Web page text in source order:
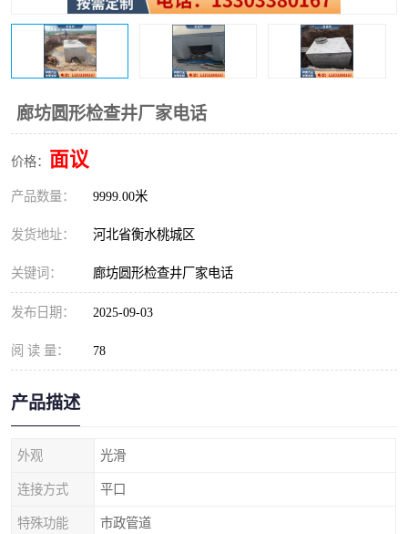
廊坊圆形检查井厂家电话
价格： 面议
产品数量： 9999.00米
发货地址： 河北省衡水桃城区
关键词： 廊坊圆形检查井厂家电话
发布日期： 2025-09-03
阅 读 量： 78
产品描述
外观 光滑
连接方式 平口
特殊功能 市政管道